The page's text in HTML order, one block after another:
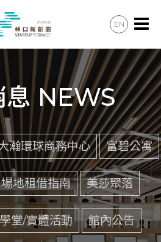
辦公會議
住宿住宅
美食購物
共享空間
最新消息
加入會員
聯絡諮詢
EN
息 NEWS
瀚環球商務中心 富碧公寓
場地租借指南 美莎聚落
堂/實體活動 館內公告